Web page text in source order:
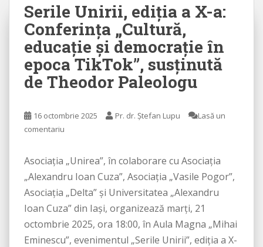
Serile Unirii, ediția a X-a:
Conferința „Cultură,
educație și democrație în
epoca TikTok”, susținută
de Theodor Paleologu
16 octombrie 2025 Pr. dr. Ștefan Lupu
Lasă un
comentariu
Asociația „Unirea”, în colaborare cu Asociația
„Alexandru Ioan Cuza”, Asociația „Vasile Pogor”,
Asociația „Delta” și Universitatea „Alexandru
Ioan Cuza” din Iași, organizează marți, 21
octombrie 2025, ora 18:00, în Aula Magna „Mihai
Eminescu”, evenimentul „Serile Unirii”, ediția a X-